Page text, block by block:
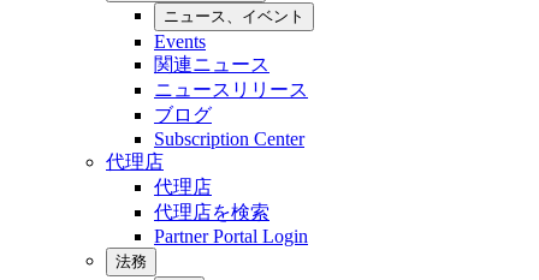
ニュース、イベント
Events
関連ニュース
ニュースリリース
ブログ
Subscription Center
代理店
代理店
代理店を検索
Partner Portal Login
法務